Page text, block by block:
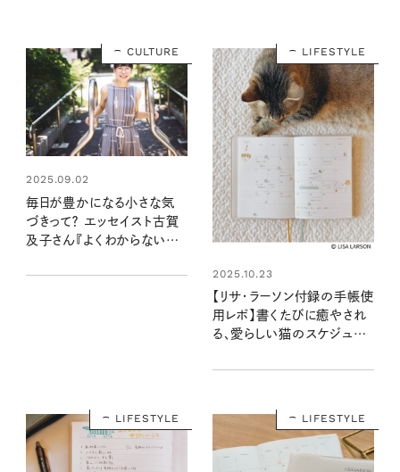
CULTURE
2025.09.02
毎日が豊かになる小さな気
づきって？ エッセイスト古賀
及子さん『よくわからないま
くための日記集』発売
LIFESTYLE
2025.10.23
【リサ・ラーソン付録の手帳使
用レポ】書くたびに癒やされ
る、愛らしい猫のスケジュー
を。
LIFESTYLE LIFESTYLE